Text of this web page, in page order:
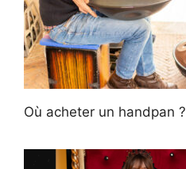
Où acheter un handpan ?